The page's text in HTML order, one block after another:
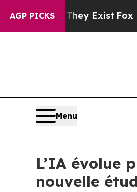
AGP PICKS
They Exist Fox News
Menu
L’IA évolue
nouvelle